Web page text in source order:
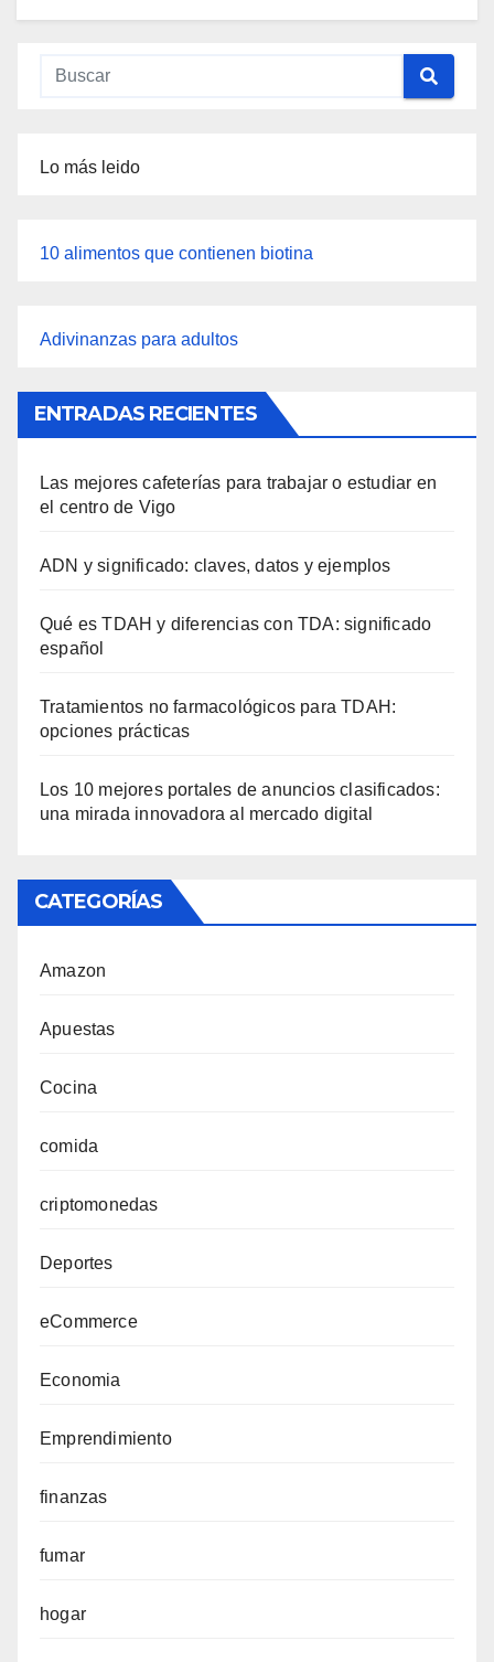
Lo más leido
10 alimentos que contienen biotina
Adivinanzas para adultos
ENTRADAS RECIENTES
Las mejores cafeterías para trabajar o estudiar en
el centro de Vigo
ADN y significado: claves, datos y ejemplos
Qué es TDAH y diferencias con TDA: significado
español
Tratamientos no farmacológicos para TDAH:
opciones prácticas
Los 10 mejores portales de anuncios clasificados:
una mirada innovadora al mercado digital
CATEGORÍAS
Amazon
Apuestas
Cocina
comida
criptomonedas
Deportes
eCommerce
Economia
Emprendimiento
finanzas
fumar
hogar